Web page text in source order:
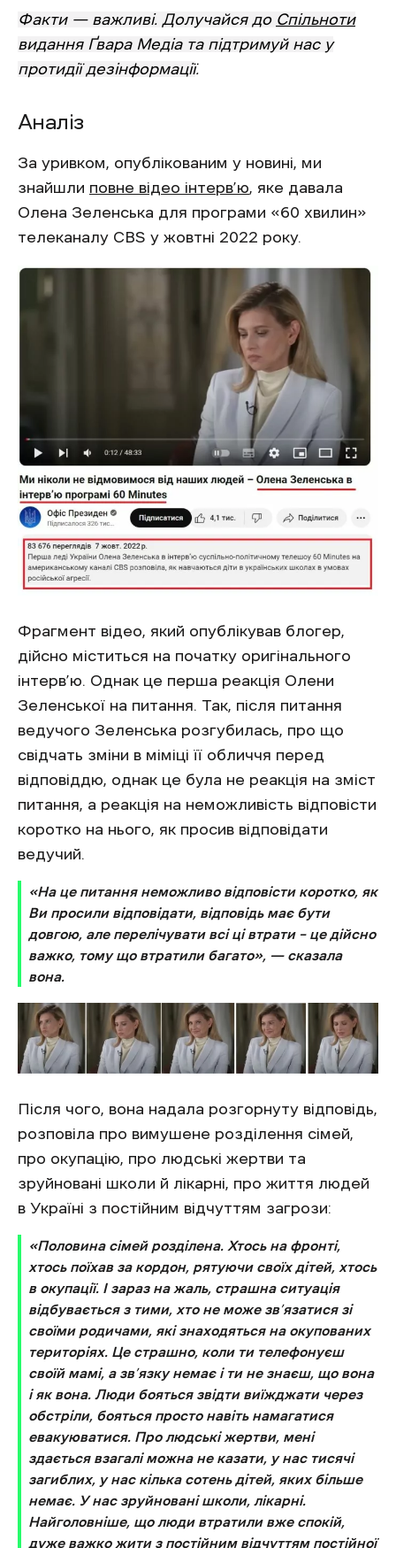
Факти — важливі. Долучайся до Спільноти
видання Ґвара Медіа та підтримуй нас у
протидії дезінформації.
Аналіз
За уривком, опублікованим у новині, ми
знайшли повне відео інтерв’ю, яке давала
Олена Зеленська для програми «60 хвилин»
телеканалу CBS у жовтні 2022 року.
Фрагмент відео, який опублікував блогер,
дійсно міститься на початку оригінального
інтерв’ю. Однак це перша реакція Олени
Зеленської на питання. Так, після питання
ведучого Зеленська розгубилась, про що
свідчать зміни в міміці її обличчя перед
відповіддю, однак це була не реакція на зміст
питання, а реакція на неможливість відповісти
коротко на нього, як просив відповідати
ведучий.
«На це питання неможливо відповісти коротко, як
Ви просили відповідати, відповідь має бути
довгою, але перелічувати всі ці втрати – це дійсно
важко, тому що втратили багато», —сказала
вона.
Після чого, вона надала розгорнуту відповідь,
розповіла про вимушене розділення сімей,
про окупацію, про людські жертви та
зруйновані школи й лікарні, про життя людей
в Україні з постійним відчуттям загрози:
«Половина сімей розділена. Хтось на фронті,
хтось поїхав за кордон, рятуючи своїх дітей, хтось
в окупації. І зараз на жаль, страшна ситуація
відбувається з тими, хто не може зв’язатися зі
своїми родичами, які знаходяться на окупованих
територіях. Це страшно, коли ти телефонуєш
своїй мамі, а зв’язку немає і ти не знаєш, що вона
і як вона. Люди бояться звідти виїжджати через
обстріли, бояться просто навіть намагатися
евакуюватися. Про людські жертви, мені
здається взагалі можна не казати, у нас тисячі
загиблих, у нас кілька сотень дітей, яких більше
немає. У нас зруйновані школи, лікарні.
Найголовніше, що люди втратили вже спокій,
дуже важко жити з постійним відчуттям постійної